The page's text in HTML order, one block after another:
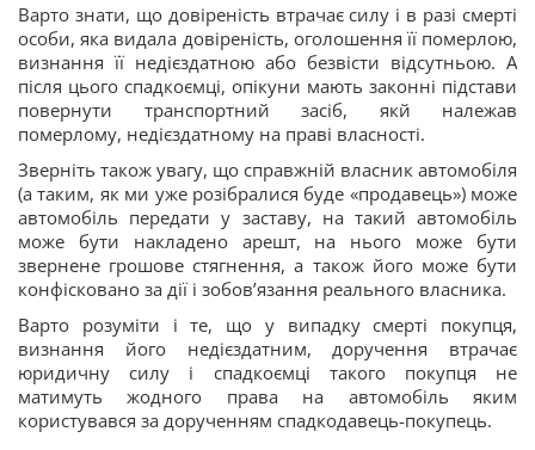
Варто знати, що довіреність втрачає силу і в разі смерті
особи, яка видала довіреність, оголошення її померлою,
визнання її недієздатною або безвісти відсутньою. А
після цього спадкоємці, опікуни мають законні підстави
повернути транспортний засіб, якй належав
померлому, недієздатному на праві власності.
Зверніть також увагу, що справжній власник автомобіля
(а таким, як ми уже розібралися буде «продавець») може
автомобіль передати у заставу, на такий автомобіль
може бути накладено арешт, на нього може бути
звернене грошове стягнення, а також його може бути
конфісковано за дії і зобов’язання реального власника.
Варто розуміти і те, що у випадку смерті покупця,
визнання його недієздатним, доручення втрачає
юридичну силу і спадкоємці такого покупця не
матимуть жодного права на автомобіль яким
користувався за дорученням спадкодавець-покупець.